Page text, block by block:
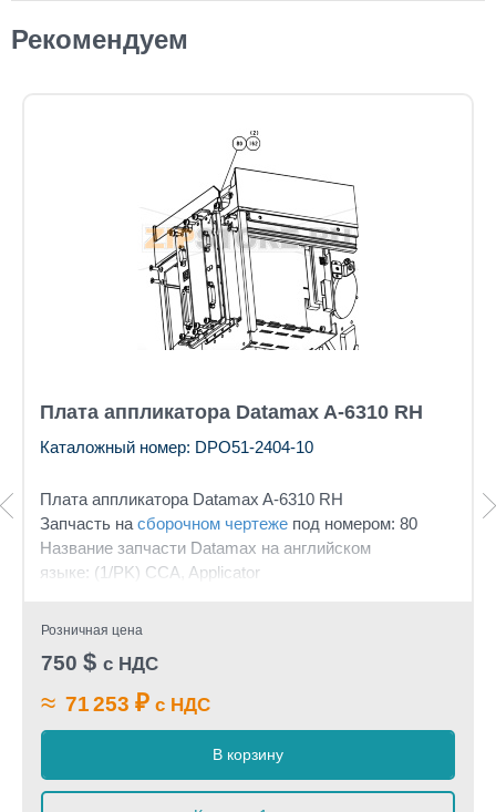
Рекомендуем
Плата аппликатора Datamax A-6310 RH
Каталожный номер: DPO51-2404-10
Плата аппликатора Datamax A-6310 RH
Запчасть на сборочном чертеже под номером: 80
Название запчасти Datamax на английском
языке: (1/PK) CCA, Applicator
Розничная цена
750 $ с НДС
≈ 71 253 ₽ с НДС
В корзину